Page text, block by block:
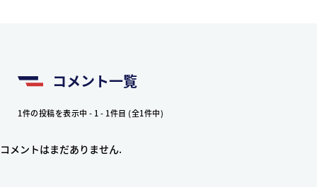
コメント一覧
1件の投稿を表示中 - 1 - 1件目 (全1件中)
コメントはまだありません.